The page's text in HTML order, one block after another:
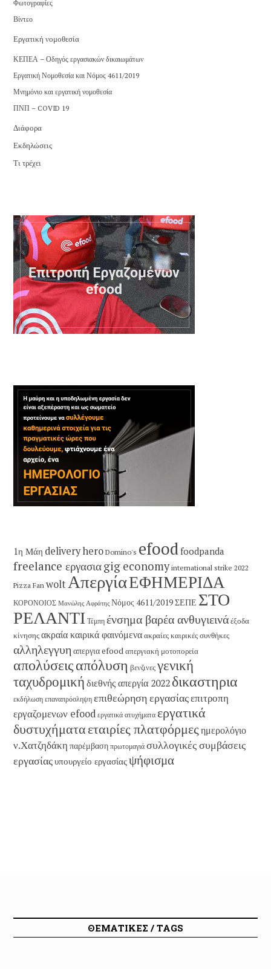
Φωτογραφίες
Βίντεο
Εργατική νομοθεσία
ΚΕΠΕΑ – Οδηγός εργασιακών δικαιωμάτων
Εργατική Νομοθεσία και Νόμος 4611/2019
Μνημόνιο και εργατική νομοθεσία
ΠΝΠ – COVID 19
Διάφορα
Εκδηλώσεις
Τι τρέχει
1η Μάη delivery hero Domino's efoodfoodpanda
freelance εργασιαgig economy international strike 2022
Pizza Fan wolt ΑπεργίαΕΦΗΜΕΡΙΔΑ
ΚΟΡΟΝΟΙΟΣ Μανώλης Αφράτης Νόμος 4611/2019ΣΕΠΕ ΣΤΟ
ΡΕΛΑΝΤΙ Τέμπη ένσημα βαρέα ανθυγιεινάέξοδα
κίνησηςακραία καιρικά φαινόμεναακραίες καιρικές συνθήκες
αλληλεγγυη απεργια efood απεργιακή μοτοπορεία
απολύσειςαπόλυση βενζινεςγενική
ταχυδρομική διεθνής απεργία 2022 δικαστηρια
εκδήλωση επαναπρόσληψη επιθεώρηση εργασίαςεπιτροπη
εργαζομενων efood εργατικά ατυχήματα εργατικά
δυστυχήματαεταιρίες πλατφόρμες ημερολόγιο
ν.Χατζηδάκη παρέμβαση πρωτομαγιά συλλογικές συμβάσεις
εργασίαςυπουργείο εργασίαςψήφισμα
ΘΕΜΑΤΙΚΕΣ / TAGS